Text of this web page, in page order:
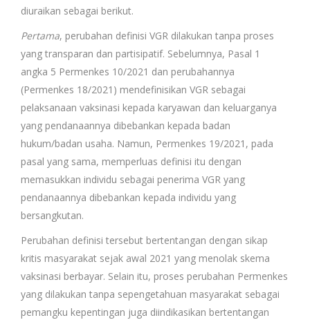
diuraikan sebagai berikut.
Pertama, perubahan definisi VGR dilakukan tanpa proses
yang transparan dan partisipatif. Sebelumnya, Pasal 1
angka 5 Permenkes 10/2021 dan perubahannya
(Permenkes 18/2021) mendefinisikan VGR sebagai
pelaksanaan vaksinasi kepada karyawan dan keluarganya
yang pendanaannya dibebankan kepada badan
hukum/badan usaha. Namun, Permenkes 19/2021, pada
pasal yang sama, memperluas definisi itu dengan
memasukkan individu sebagai penerima VGR yang
pendanaannya dibebankan kepada individu yang
bersangkutan.
Perubahan definisi tersebut bertentangan dengan sikap
kritis masyarakat sejak awal 2021 yang menolak skema
vaksinasi berbayar. Selain itu, proses perubahan Permenkes
yang dilakukan tanpa sepengetahuan masyarakat sebagai
pemangku kepentingan juga diindikasikan bertentangan